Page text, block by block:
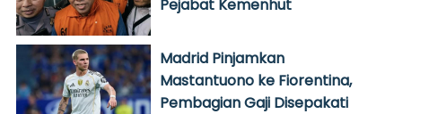
Pejabat Kemenhut
Madrid Pinjamkan
Mastantuono ke Fiorentina,
Pembagian Gaji Disepakati